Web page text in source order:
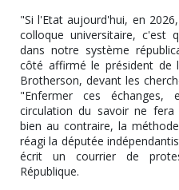
"Si l'Etat aujourd'hui, en
colloque universitaire, c'est
dans notre système
côté affirmé le président de
Brotherson, devant les
"Enfermer ces
circulation du savoir ne fera
bien au contraire, la
réagi la députée
écrit un courrier de
République.